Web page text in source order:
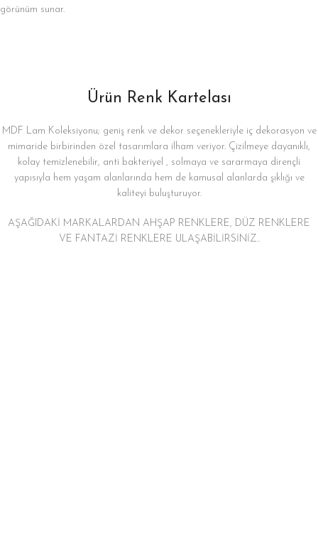
görünüm sunar.
Ürün Renk Kartelası
MDF Lam Koleksiyonu; geniş renk ve dekor seçenekleriyle iç dekorasyon ve
mimaride birbirinden özel tasarımlara ilham veriyor. Çizilmeye dayanıklı,
kolay temizlenebilir, anti bakteriyel , solmaya ve sararmaya dirençli
yapısıyla hem yaşam alanlarında hem de kamusal alanlarda şıklığı ve
kaliteyi buluşturuyor.
AŞAĞIDAKİ MARKALARDAN AHŞAP RENKLERE, DÜZ RENKLERE
VE FANTAZİ RENKLERE ULAŞABİLİRSİNİZ..